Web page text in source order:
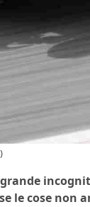
le cose non